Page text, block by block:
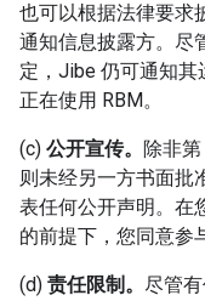
也可以根据法律要求
通知信息披露方。尽
定，Jibe 仍可通知其
正在使用 RBM。
(c) 公开宣传。 除非
则未经另一方书面批
表任何公开声明。在
的前提下，您同意参
(d) 责任限制。 尽管